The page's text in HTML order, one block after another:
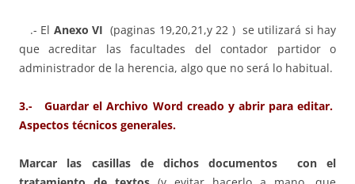
.- El Anexo VI (paginas 19,20,21,y 22 ) se utilizará si hay
que acreditar las facultades del contador partidor o
administrador de la herencia, algo que no será lo habitual.
3.- Guardar el Archivo Word creado y abrir para editar.
Aspectos técnicos generales.
Marcar las casillas de dichos documentos con el